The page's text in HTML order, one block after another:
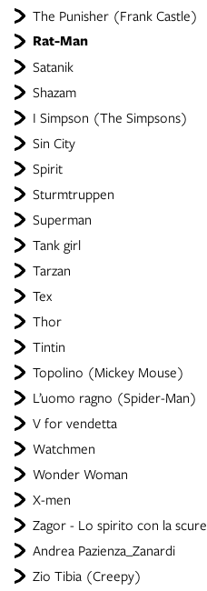
The Punisher (Frank Castle)
Rat-Man
Satanik
Shazam
I Simpson (The Simpsons)
Sin City
Spirit
Sturmtruppen
Superman
Tank girl
Tarzan
Tex
Thor
Tintin
Topolino (Mickey Mouse)
L’uomo ragno (Spider-Man)
V for vendetta
Watchmen
Wonder Woman
X-men
Zagor - Lo spirito con la scure
Andrea Pazienza_Zanardi
Zio Tibia (Creepy)